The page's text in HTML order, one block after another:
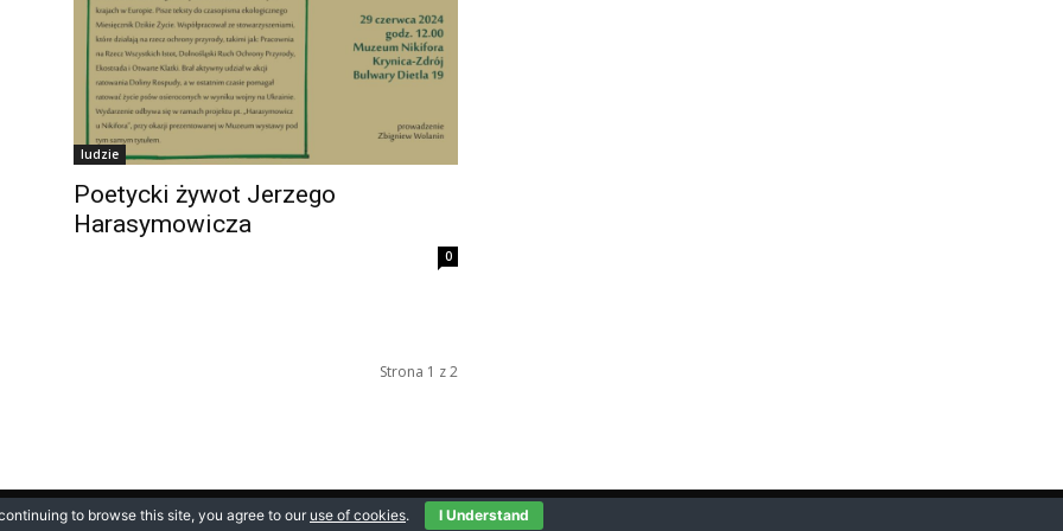
ludzie
Poetycki żywot Jerzego
Harasymowicza
0
Strona 1 z 2
to browse this site, you agree to our use of cookies. I Understand